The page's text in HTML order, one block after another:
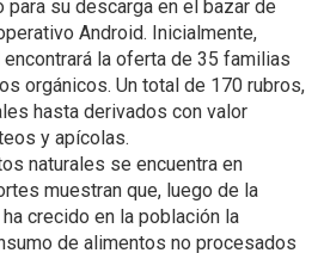
su descarga en el bazar de
Android. Inicialmente,
la oferta de 35 familias
orgánicos. Un total de 170 rubros,
hasta derivados con valor
y apícolas.
naturales se encuentra en
muestran que, luego de la
crecido en la población la
de alimentos no procesados